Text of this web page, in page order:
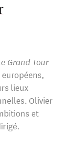
Grand Tour
lieux
Olivier
et